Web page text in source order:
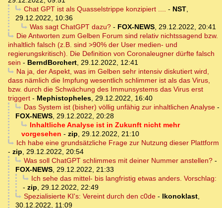
Chat GPT ist als Quasselstrippe konzipiert .... - NST,
29.12.2022, 10:36
Was sagt ChatGPT dazu?- FOX-NEWS, 29.12.2022, 20:41
Die Antworten zum Gelben Forum sind relativ nichtssagend bzw.
inhaltlich falsch (z.B. sind >90% der User medien- und
regierungskritisch). Die Definition von Coronaleugner dürfte falsch
sein - BerndBorchert, 29.12.2022, 12:41
Na ja, der Aspekt, was im Gelben sehr intensiv diskutiert wird,
dass nämlich die Impfung wesentlich schlimmer ist als das Virus,
bzw. durch die Schwächung des Immunsystems das Virus erst
triggert - Mephistopheles, 29.12.2022, 16:40
Das System ist (bisher) völlig unfähig zur inhaltlichen Analyse-
FOX-NEWS, 29.12.2022, 20:28
Inhaltliche Analyse ist in Zukunft nicht mehr
vorgesehen - zip, 29.12.2022, 21:10
Ich habe eine grundsätzliche Frage zur Nutzung dieser Plattform
- zip, 29.12.2022, 20:54
Was soll ChatGPT schlimmes mit deiner Nummer anstellen?-
FOX-NEWS, 29.12.2022, 21:33
Ich sehe das mittel- bis langfristig etwas anders. Vorschlag:
- zip, 29.12.2022, 22:49
Spezialisierte KI's: Vereint durch den c0de- Ikonoklast,
30.12.2022, 11:09